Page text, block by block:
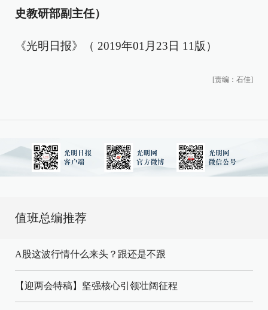
史教研部副主任）
《光明日报》（ 2019年01月23日 11版）
[责编：石佳]
值班总编推荐
A股这波行情什么来头？跟还是不跟
【迎两会特稿】坚强核心引领壮阔征程